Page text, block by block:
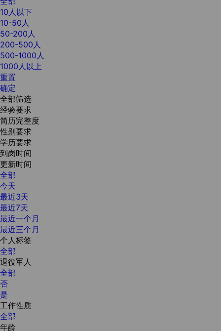
10人以下
10-50人
50-200人
200-500人
500-1000人
1000人以上
重置
确定
全部筛选
经验要求
简历完整度
性别要求
学历要求
到岗时间
更新时间
全部
今天
最近3天
最近7天
最近一个月
最近三个月
个人标签
全部
退役军人
全部
否
是
工作性质
全部
年龄